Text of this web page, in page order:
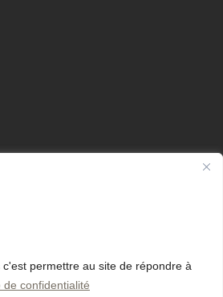
permettre au site de répondre à
de confidentialité
de vente